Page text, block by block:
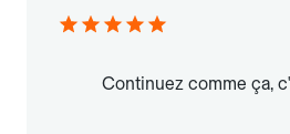
Continuez comme ça,